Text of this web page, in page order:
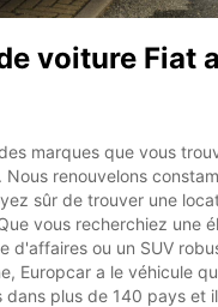
voiture Fiat
marques que vous
Nous renouvelons
sûr de trouver une
vous recherchiez une
d'affaires ou un SUV
Europcar a le véhicule
dans plus de 140 pays et